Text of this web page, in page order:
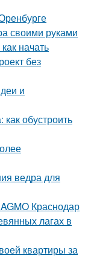
своими руками
начать
без
и
обустроить
ведра для
Краснодар
лагах в
квартиры за